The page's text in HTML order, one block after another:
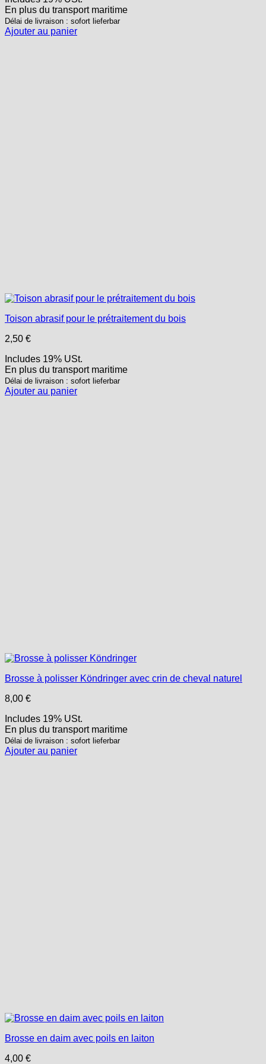
En plus du transportmaritime
Délai de livraison : sofort lieferbar
Ajouter au panier
Toison abrasif pour le prétraitement du bois
2,50 €
Includes 19% USt.
En plus du transportmaritime
Délai de livraison : sofort lieferbar
Ajouter au panier
Brosse à polisser Köndringer avec crin de cheval naturel
8,00 €
Includes 19% USt.
En plus du transportmaritime
Délai de livraison : sofort lieferbar
Ajouter au panier
Brosse en daim avec poils en laiton
4,00 €